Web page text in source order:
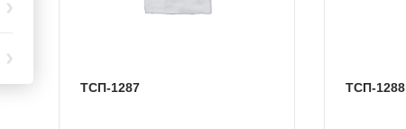
ТСП-1287 ТСП-1288